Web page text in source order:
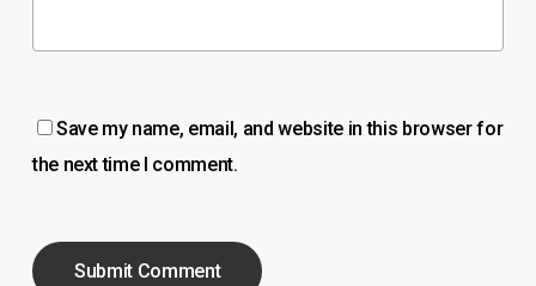
Save my name, email, and website in this browser for
the next time I comment.